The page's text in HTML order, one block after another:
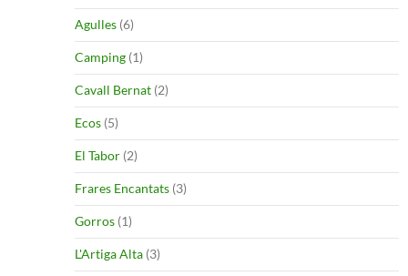
Agulles (6)
Camping (1)
Cavall Bernat (2)
Ecos (5)
El Tabor (2)
Frares Encantats (3)
Gorros (1)
L'Artiga Alta (3)